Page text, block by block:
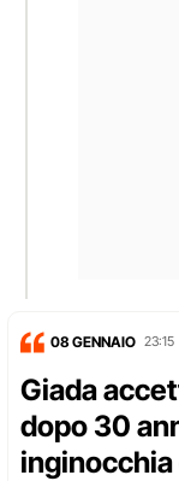
08 GENNAIO 23:15
Giada
dopo 30